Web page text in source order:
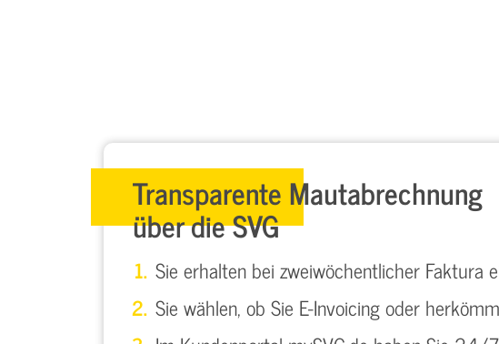
Transparente Mautabrechnung
über die SVG
Sie erhalten bei zweiwöchentlicher Faktura
Sie wählen, ob Sie E-Invoicing oder